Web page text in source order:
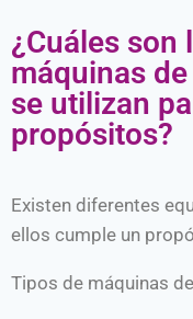
¿Cuáles son
máquinas
se utilizan
propósitos?
Existen diferentes
ellos cumple un
Tipos de máquinas